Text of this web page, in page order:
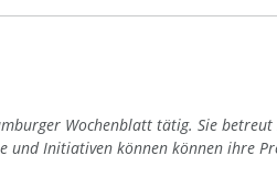
Wochenblatt tätig. Sie
und Initiativen können können ihre